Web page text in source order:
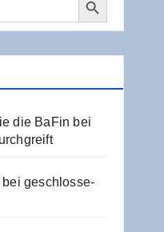
die BaFin bei
bei geschlos­se­